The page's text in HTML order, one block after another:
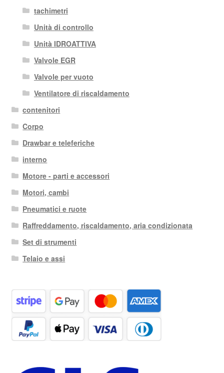
tachimetri
Unità di controllo
Unità IDROATTIVA
Valvole EGR
Valvole per vuoto
Ventilatore di riscaldamento
contenitori
Corpo
Drawbar e teleferiche
interno
Motore - parti e accessori
Motori, cambi
Pneumatici e ruote
Raffreddamento, riscaldamento, aria condizionata
Set di strumenti
Telaio e assi